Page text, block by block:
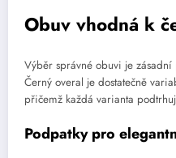
Obuv vhodná k
Výběr správné obuvi je
Černý overal je dostatečně
přičemž každá varianta
Podpatky pro